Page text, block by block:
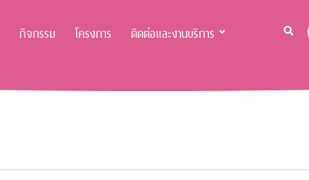
กิจกรรม โครงการ ติดต่อและงานบริการ